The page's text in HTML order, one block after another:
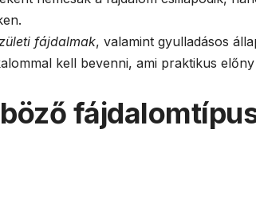
fájdalmak, valamint gyulladásos
kell bevenni, ami praktikus